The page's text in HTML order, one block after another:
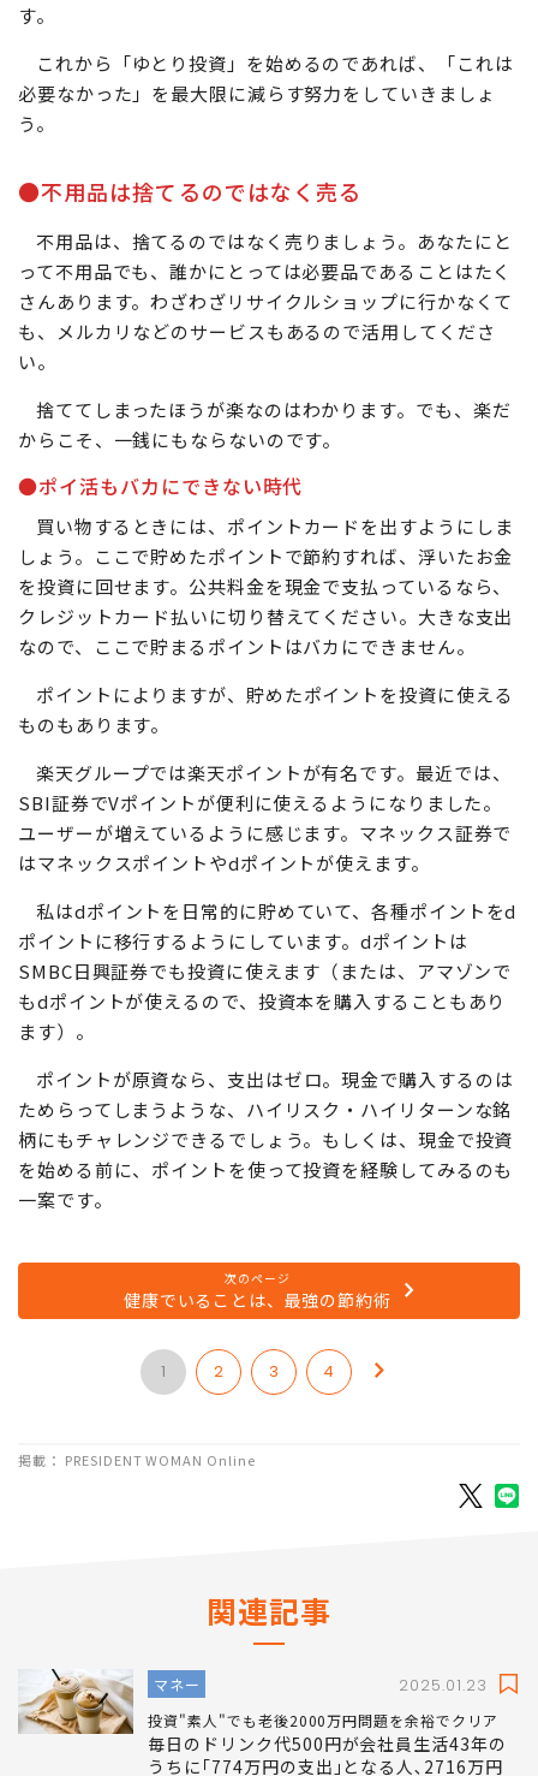
す。
これから「ゆとり投資」を始めるのであれば、「これは
必要なかった」を最大限に減らす努力をしていきましょ
う。
●不用品は捨てるのではなく売る
不用品は、捨てるのではなく売りましょう。あなたにと
って不用品でも、誰かにとっては必要品であることはたく
さんあります。わざわざリサイクルショップに行かなくて
も、メルカリなどのサービスもあるので活用してくださ
い。
捨ててしまったほうが楽なのはわかります。でも、楽だ
からこそ、一銭にもならないのです。
●ポイ活もバカにできない時代
買い物するときには、ポイントカードを出すようにしま
しょう。ここで貯めたポイントで節約すれば、浮いたお金
を投資に回せます。公共料金を現金で支払っているなら、
クレジットカード払いに切り替えてください。大きな支出
なので、ここで貯まるポイントはバカにできません。
ポイントによりますが、貯めたポイントを投資に使える
ものもあります。
楽天グループでは楽天ポイントが有名です。最近では、
SBI証券でVポイントが便利に使えるようになりました。
ユーザーが増えているように感じます。マネックス証券で
はマネックスポイントやdポイントが使えます。
私はdポイントを日常的に貯めていて、各種ポイントをd
ポイントに移行するようにしています。dポイントは
SMBC日興証券でも投資に使えます（または、アマゾンで
もdポイントが使えるので、投資本を購入することもあり
ます）。
ポイントが原資なら、支出はゼロ。現金で購入するのは
ためらってしまうような、ハイリスク・ハイリターンな銘
柄にもチャレンジできるでしょう。もしくは、現金で投資
を始める前に、ポイントを使って投資を経験してみるのも
一案です。
次のページ
健康でいることは、最強の節約術
1 2 3 4
掲載： PRESIDENT WOMAN Online
関連記事
マネー 2025.01.23
投資"素人"でも老後2000万円問題を余裕でクリア
毎日のドリンク代500円が会社員生活43年の
うちに｢774万円の支出｣となる人､2716万円